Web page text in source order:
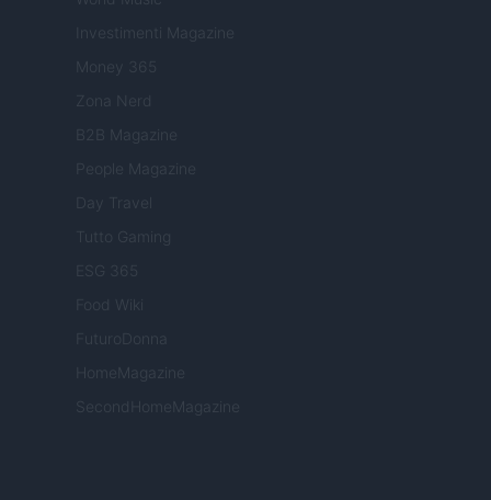
Investimenti Magazine
Money 365
Zona Nerd
B2B Magazine
People Magazine
Day Travel
Tutto Gaming
ESG 365
Food Wiki
FuturoDonna
HomeMagazine
SecondHomeMagazine